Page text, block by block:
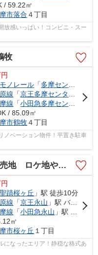
/ 59.22㎡
市落合 ４丁目
放感いっぱい！コンビニ・スー
牧
円
ノレール 「多摩センター
線 「京王多摩センター
」駅
線 「小田急多摩センター
」駅
/ 85.09㎡
市鶴牧４丁目
ノベーション物件！平置き駐車
としても注目を集める住宅地
円
聖蹟桜ヶ丘 」駅 徒歩10分
線 「京王永山 」駅 バス17分 「霞ヶ関橋」 停歩5分
線 「小田急永山 」駅 バス14分 「琴平杜（多摩市）」 停歩5分
㎡
市桜ヶ丘 １丁目
になったエリア！静穏な格式あ